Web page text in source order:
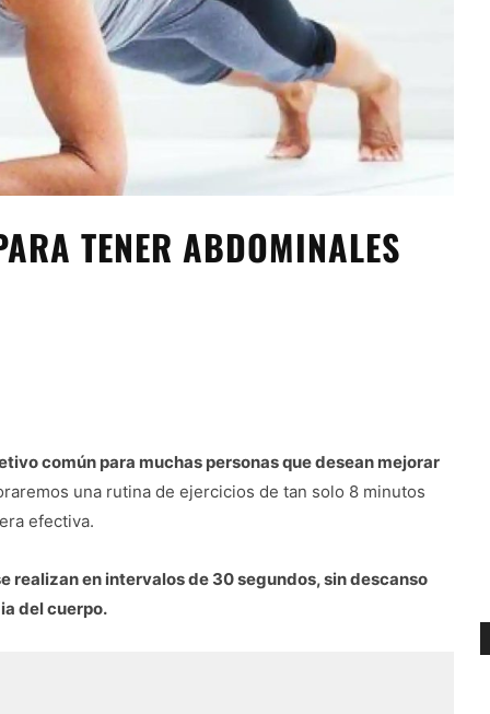
TENER ABDOMINALES
común para muchas personas que desean mejorar
una rutina de ejercicios de tan solo 8 minutos
efectiva.
realizan en intervalos de 30 segundos, sin descanso
del cuerpo.